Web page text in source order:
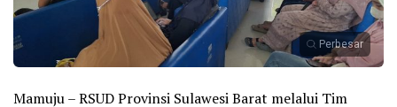
Perbesar
Mamuju – RSUD Provinsi Sulawesi Barat melalui Tim